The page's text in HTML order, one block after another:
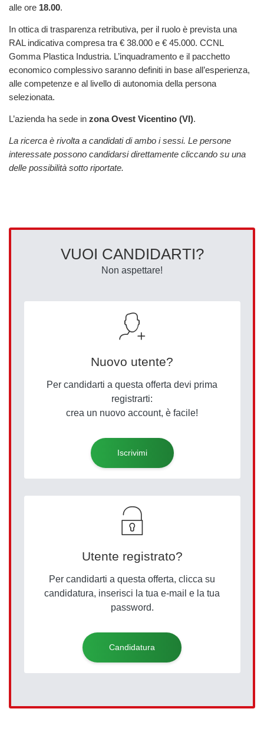
alle ore 18.00.
In ottica di trasparenza retributiva, per il ruolo è prevista una
RAL indicativa compresa tra € 38.000 e € 45.000. CCNL
Gomma Plastica Industria. L’inquadramento e il pacchetto
economico complessivo saranno definiti in base all’esperienza,
alle competenze e al livello di autonomia della persona
selezionata.
L’azienda ha sede in zona Ovest Vicentino (VI).
La ricerca è rivolta a candidati di ambo i sessi. Le persone
interessate possono candidarsi direttamente cliccando su una
delle possibilità sotto riportate.
VUOI CANDIDARTI?
Non aspettare!
Nuovo utente?
Per candidarti a questa offerta devi prima
registrarti:
crea un nuovo account, è facile!
Iscrivimi
Utente registrato?
Per candidarti a questa offerta, clicca su
candidatura, inserisci la tua e-mail e la tua
password.
Candidatura